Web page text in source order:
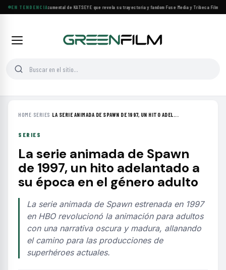
EN TENDENCIA
Llega a cines el documental de KATSEYE que revela su trayectoria y fandom·Fuse Media y Tribeca Films
HOME› SERIES ›LA SERIE ANIMADA DE SPAWN DE 1997, UN HITO ADEL...
SERIES
La serie animada de Spawn
de 1997, un hito adelantado a
su época en el género adulto
La serie animada de Spawn estrenada en 1997
en HBO revolucionó la animación para adultos
con una narrativa oscura y madura, allanando
el camino para las producciones de
superhéroes actuales.